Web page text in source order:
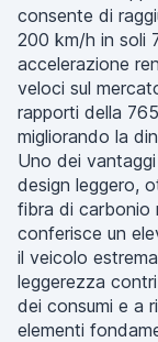
consente di
200 km/h in soli
accelerazione
veloci sul
rapporti della
migliorando la
Uno dei
design leggero,
fibra di carbonio
conferisce un
il veicolo
leggerezza
dei consumi e a
elementi